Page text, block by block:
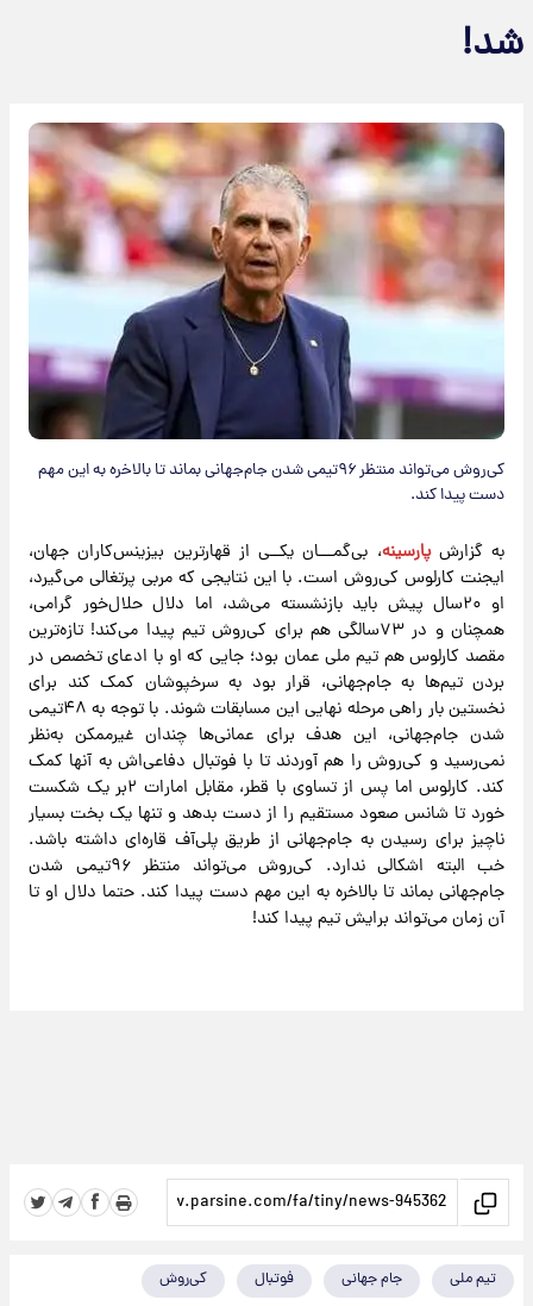
شد!
کی‌روش می‌تواند منتظر ۹۶تیمی شدن جام‌جهانی بماند تا بالاخره به این مهم
دست پیدا کند.
به گزارشپارسینه، بی‌گمـــان یکــی از قهارترین بیزینس‌کاران جهان،
ایجنت کارلوس کی‌روش است. با این نتایجی که مربی پرتغالی می‌گیرد،
او ۲۰سال پیش باید بازنشسته می‌شد، اما دلال حلال‌خور گرامی،
همچنان و در ۷۳سالگی هم برای کی‌روش تیم پیدا می‌کند! تازه‌ترین
مقصد کارلوس هم تیم ملی عمان بود؛ جایی که او با ادعای تخصص در
بردن تیم‌ها به جام‌جهانی، قرار بود به سرخپوشان کمک کند برای
نخستین بار راهی مرحله نهایی این مسابقات شوند. با توجه به ۴۸تیمی
شدن جام‌جهانی، این هدف برای عمانی‌ها چندان غیرممکن به‌نظر
نمی‌رسید و کی‌روش را هم آوردند تا با فوتبال دفاعی‌اش به آنها کمک
کند. کارلوس اما پس از تساوی با قطر، مقابل امارات ۲بر یک شکست
خورد تا شانس صعود مستقیم را از دست بدهد و تنها یک بخت بسیار
ناچیز برای رسیدن به جام‌جهانی از طریق پلی‌آف قاره‌ای داشته باشد.
خب البته اشکالی ندارد. کی‌روش می‌تواند منتظر ۹۶تیمی شدن
جام‌جهانی بماند تا بالاخره به این مهم دست پیدا کند. حتما دلال او تا
آن زمان می‌تواند برایش تیم پیدا کند!
تیم ملی جام جهانی فوتبال کی‌روش‬